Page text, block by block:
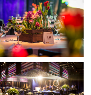
לחצו
לפתיחת
הגלריה
בחלון
פופאפ
לחצו
לפתיחת
הגלריה